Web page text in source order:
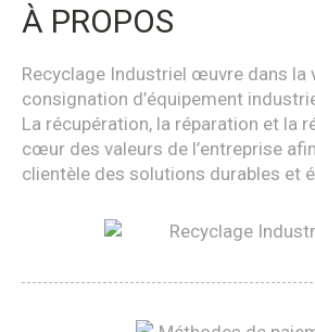
À PROPOS
Recyclage Industriel œuvre dans la
consignation d’équipement
La récupération, la réparation et la
cœur des valeurs de l’entreprise
clientèle des solutions durables et